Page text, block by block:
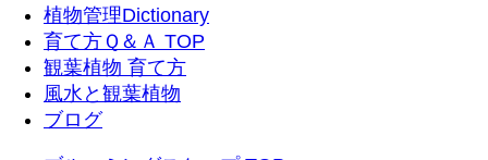
植物管理Dictionary
育て方Ｑ＆Ａ TOP
観葉植物 育て方
風水と観葉植物
ブログ